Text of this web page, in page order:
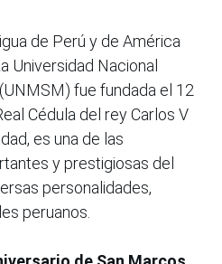
de Perú y de América
Universidad Nacional
fue fundada el 12
Cédula del rey Carlos V
es una de las
y prestigiosas del
personalidades,
peruanos.